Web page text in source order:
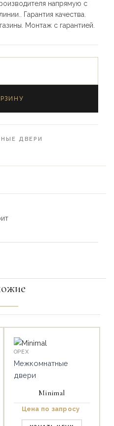
напрямую с
Гарантия качества.
Монтаж с гарантией.
ДВЕРИ
ОРЕХ
Межкомнатные
двери
Minimal
Цена по запросу